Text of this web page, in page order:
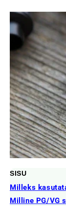
SISU
Milleks
Milline PG/VG